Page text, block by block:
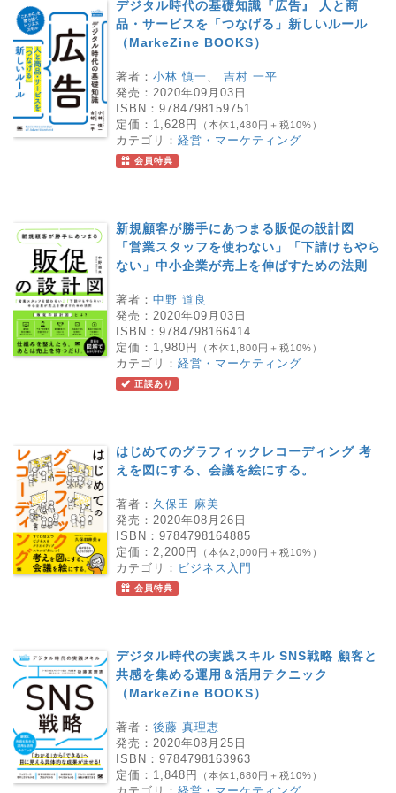
デジタル時代の基礎知識『広告』 人と商
品・サービスを「つなげる」新しいルール
（MarkeZine BOOKS）
著者： 小林 慎一
吉村 一平
発売： 2020年09月03日
ISBN： 9784798159751
定価： 1,628円 （本体1,480円＋税10%）
カテゴリ： 経営・マーケティング
会員特典
新規顧客が勝手にあつまる販促の設計図
「営業スタッフを使わない」「下請けもやら
ない」中小企業が売上を伸ばすための法則
著者： 中野 道良
発売： 2020年09月03日
ISBN： 9784798166414
定価： 1,980円 （本体1,800円＋税10%）
カテゴリ： 経営・マーケティング
正誤あり
はじめてのグラフィックレコーディング 考
えを図にする、会議を絵にする。
著者： 久保田 麻美
発売： 2020年08月26日
ISBN： 9784798164885
定価： 2,200円 （本体2,000円＋税10%）
カテゴリ： ビジネス入門
会員特典
デジタル時代の実践スキル SNS戦略 顧客と
共感を集める運用＆活用テクニック
（MarkeZine BOOKS）
著者： 後藤 真理恵
発売： 2020年08月25日
ISBN： 9784798163963
定価： 1,848円 （本体1,680円＋税10%）